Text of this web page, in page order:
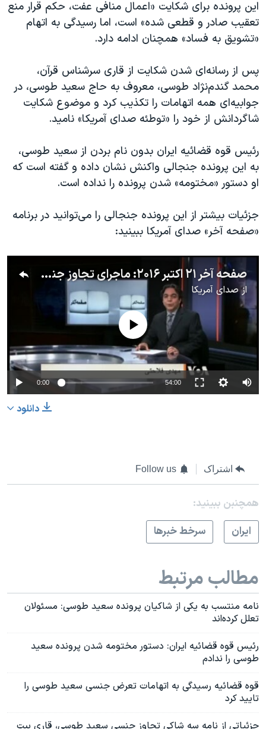
این پرونده برای شکایت «اعمال منافی عفت، حکم قرار منع
تعقیب صادر و قطعی شده» است، اما رسیدگی به اتهام
«تشویق به فساد» همچنان ادامه دارد.
پس از رسانه‌ای شدن شکایت از قاری سرشناس قرآن،
محمد گندم‌نژاد طوسی، معروف به حاج سعید طوسی، در
جوابیه‌ای همه اتهامات را تکذیب کرد و موضوع شکایت
شاگردانش از خود را «توطئه صدای آمریکا» نامید.
رئیس قوه قضائیه ایران بدون نام بردن از سعید طوسی،
به این پرونده جنجالی واکنش نشان داده و گفته است که
او دستور «مختومه» شدن پرونده را نداده است.
جزئیات بیشتر از این پرونده جنجالی را می‌توانید در برنامه
«صفحه آخر» صدای آمریکا ببینید:
صفحه آخر ۲۱ اکتبر ۲۰۱۶: ماجرای تجاوز جنسی حاج سعید طوسی، قاری قرآن بیت رهبر از زبان شاگردان او (باز پخش با نمایش اصل اسناد)
ازصدای آمریکا
No media source currently available
0:00 54:00
دانلود
اشتراک Follow us
همچنبن ببینید:
ايران
سرخط خبرها
مطالب مرتبط
نامه منتسب به یکی از شاکیان پرونده سعید طوسی: مسئولان
تعلل کرده‌اند
رئیس قوه قضائیه ایران: دستور مختومه شدن پرونده سعید
طوسی را ندادم
قوه قضائیه رسیدگی به اتهامات تعرض جنسی سعید طوسی را
تایید کرد
جزئیاتی از نامه سه شاكی تجاوز جنسی سعید طوسی، قاری بیت